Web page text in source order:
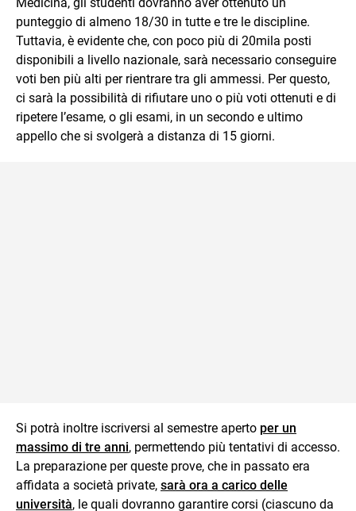
punteggio di almeno 18/30 in tutte e tre le discipline.
Tuttavia, è evidente che, con poco più di 20mila posti
disponibili a livello nazionale, sarà necessario conseguire
voti ben più alti per rientrare tra gli ammessi. Per questo,
ci sarà la possibilità di rifiutare uno o più voti ottenuti e di
ripetere l’esame, o gli esami, in un secondo e ultimo
appello che si svolgerà a distanza di 15 giorni.
Si potrà inoltre iscriversi al semestre aperto per un
massimo di tre anni, permettendo più tentativi di accesso.
La preparazione per queste prove, che in passato era
affidata a società private, sarà ora a carico delle
università, le quali dovranno garantire corsi (ciascuno da